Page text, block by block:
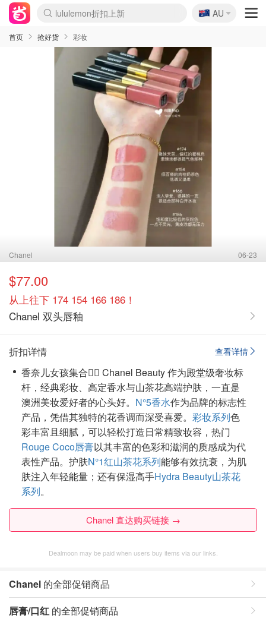
lululemon折扣上新
Sasa美妆护肤3.5折
SSENSE年中3折
FreshBeauty好价汇总
Cettire降价+叠9折
WWS Coles超市实拍
viagogo二手票捡漏
Myer超级周末1折
The Outnet奢牌1折起
David Jones 3折起
Flannels大牌1折
Perfumes Club护肤1折
AMIRO返校季6.2折
Amazon折扣汇总
eToro入金$200送$50
Amazon数码好物
ICONIC本周7.5折
ThedoubleF高奢地板价
Moose Knuckles 6折
丝芙兰5折起
EUFY官网3.7折起
Selenichast首饰2折
Trip机票酒店促销
YSL送5件彩妆礼
Amazon家居好物
Amazon美妆护肤
雅漾大喷$8
过敏原检测盒$33
伊索独家赠50ml沐浴露
科颜氏清仓3折
SEALIFE海洋馆门票6折
丝塔芙大白罐$16
订阅Newsletter送香薰
Cult Beauty 6.8折
Harrods圣诞日历2.3折
LN-CC奢牌私促3折
d'Alba空姐喷雾$16
EVE LOM套装逆天2折
Bernardelli独家4折
Adore Beauty 6折起
CT圣诞日历
Mytheresa奢品2.7折
Luxury Escapes 9折
Currentbody美容仪9折
MOON Garden Live
Roborock扫地机3.7折
Tingo Life水杯$24
Valentino官网5折
CR洗发护发6.3折
修丽可套装7.4折
Myer彩妆2件7折
GANNI官网4.5折
Stylevana韩妆4折
Tessabit高奢8.5折
OGX洗护4折
Amazon阿德莱德次日达
卡诗8.5折+赠礼
Philips Hue灯具8折
🇦🇺
AU
首页 抢好货 彩妆
Chanel 06-23
$77.00
从上往下 174 154 166 186！
Chanel 双头唇釉
查看详情
折扣详情
香奈儿女孩集合🙋‍♀️ Chanel Beauty 作为殿堂级奢妆标
杆，经典彩妆、高定香水与山茶花高端护肤，一直是
澳洲美妆爱好者的心头好。 N°5香水作为品牌的标志性
产品，凭借其独特的花香调而深受喜爱。 彩妆系列色
彩丰富且细腻，可以轻松打造日常精致妆容，热门
Rouge Coco唇膏以其丰富的色彩和滋润的质感成为代
表性产品。护肤N°1红山茶花系列能够有效抗衰，为肌
肤注入年轻能量；还有保湿高手Hydra Beauty山茶花
系列。
Chanel 直达购买链接 →
Dealmoon may be paid when users buy items via our links.
Chanel 的全部促销商品
唇膏/口红 的全部促销商品